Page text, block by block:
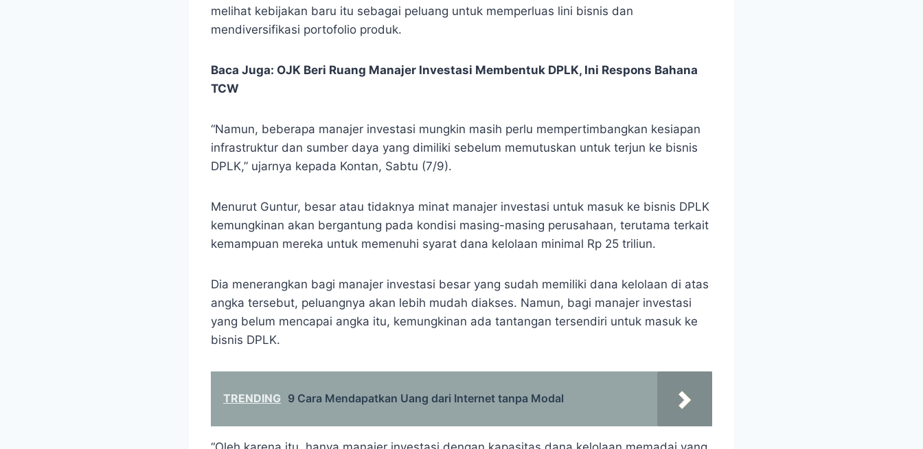
melihat kebijakan baru itu sebagai peluang untuk memperluas lini bisnis dan
mendiversifikasi portofolio produk.
Baca Juga: OJK Beri Ruang Manajer Investasi Membentuk DPLK, Ini Respons Bahana
TCW
“Namun, beberapa manajer investasi mungkin masih perlu mempertimbangkan kesiapan
infrastruktur dan sumber daya yang dimiliki sebelum memutuskan untuk terjun ke bisnis
DPLK,” ujarnya kepada Kontan, Sabtu (7/9).
Menurut Guntur, besar atau tidaknya minat manajer investasi untuk masuk ke bisnis DPLK
kemungkinan akan bergantung pada kondisi masing-masing perusahaan, terutama terkait
kemampuan mereka untuk memenuhi syarat dana kelolaan minimal Rp 25 triliun.
Dia menerangkan bagi manajer investasi besar yang sudah memiliki dana kelolaan di atas
angka tersebut, peluangnya akan lebih mudah diakses. Namun, bagi manajer investasi
yang belum mencapai angka itu, kemungkinan ada tantangan tersendiri untuk masuk ke
bisnis DPLK.
TRENDING 9 Cara Mendapatkan Uang dari Internet tanpa Modal